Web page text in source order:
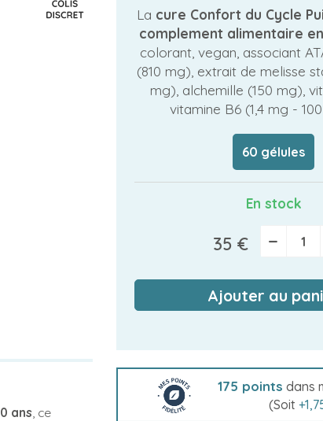
La cure Confort du Cycle
complement alimentaire
colorant, vegan, associant
(810 mg), extrait de melisse
mg), alchemille (150 mg),
vitamine B6 (1,4 mg -
60 gélules
En stock
35 € −
Ajouter au
175 points dans
(Soit +
ans, ce